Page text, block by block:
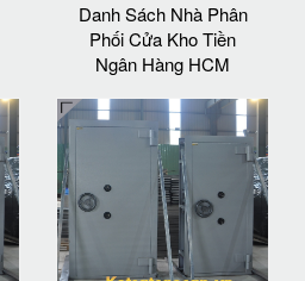
Danh Sách Nhà Phân
Phối Cửa Kho Tiền
Ngân Hàng HCM